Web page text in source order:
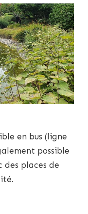
en bus (ligne
possible
des places de